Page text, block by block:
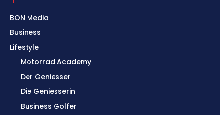
BON Media
Business
Lifestyle
Motorrad Academy
Der Geniesser
Die Geniesserin
Business Golfer